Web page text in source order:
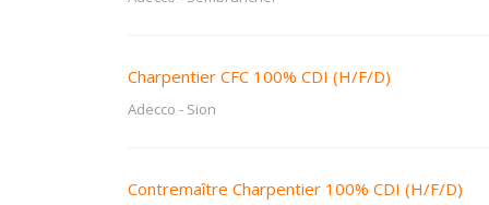
Charpentier CFC 100% CDI (H/F/D)
Adecco - Sion
Contremaître Charpentier 100% CDI (H/F/D)